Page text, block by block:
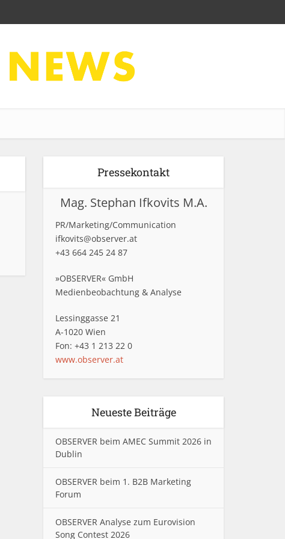
Pressekontakt
Mag. Stephan Ifkovits M.A.
PR/Marketing/Communication
ifkovits@observer.at
+43 664 245 24 87
»OBSERVER« GmbH
Medienbeobachtung & Analyse
Lessinggasse 21
A-1020 Wien
Fon: +43 1 213 22 0
www.observer.at
Neueste Beiträge
OBSERVER beim AMEC Summit 2026 in
Dublin
OBSERVER beim 1. B2B Marketing
Forum
OBSERVER Analyse zum Eurovision
Song Contest 2026